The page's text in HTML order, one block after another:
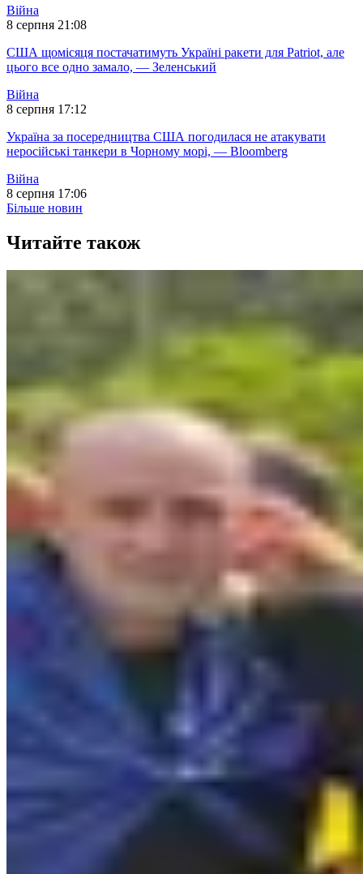
Війна
8 серпня 21:08
США щомісяця постачатимуть Україні ракети для Patriot, але
цього все одно замало, — Зеленський
Війна
8 серпня 17:12
Україна за посередництва США погодилася не атакувати
неросійські танкери в Чорному морі, — Bloomberg
Війна
8 серпня 17:06
Більше новин
Читайте також